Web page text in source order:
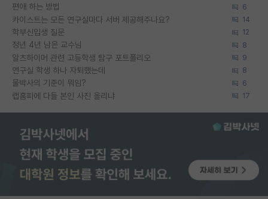
편애 하는 방법 6
카이스트는 모든 연구실마다 서버 제공해주나요? 14
학부신입생 질문 12
정년 4년 남은 교수님 8
알츠하이머 관련 고등학생 탐구 포트폴리오 9
연구실 학생 하나 자퇴했는데 8
물박사의 기준이 뭐임? 6
랩홈피에 다들 본인 사진 올리냐 17